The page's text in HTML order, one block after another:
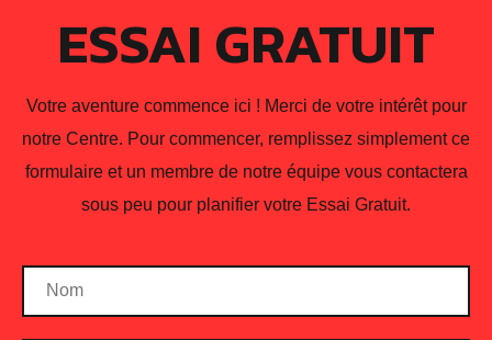
CENTRE
SPORTIF
DE
HAUTE-
PERFORMANCE
ESSAI GRATUIT
Votre aventure commence ici ! Merci de votre intérêt pour
notre Centre. Pour commencer, remplissez simplement ce
formulaire et un membre de notre équipe vous contactera
sous peu pour planifier votre Essai Gratuit.